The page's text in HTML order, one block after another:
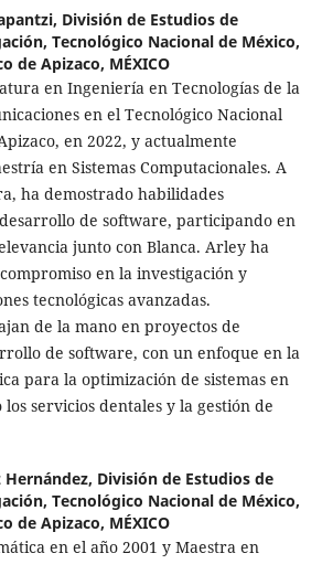
División de Estudios de
Tecnológico Nacional de México,
de Apizaco, MÉXICO
en Ingeniería en Tecnologías de la
en el Tecnológico Nacional
en 2022, y actualmente
en Sistemas Computacionales. A
ha demostrado habilidades
de software, participando en
junto con Blanca. Arley ha
en la investigación y
tecnológicas avanzadas.
de la mano en proyectos de
de software, con un enfoque en la
para la optimización de sistemas en
los servicios dentales y la gestión de
Hernández, División de Estudios de
Tecnológico Nacional de México,
de Apizaco, MÉXICO
en el año 2001 y Maestra en